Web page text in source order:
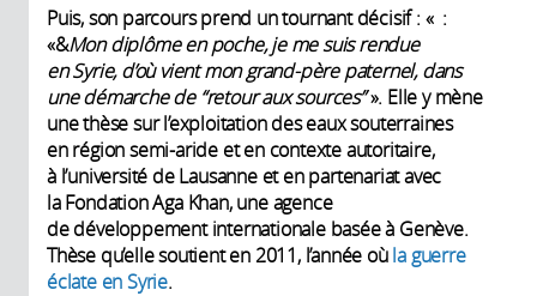
Puis, son parcours prend un tournant décisif : « :
«&Mon diplôme en poche, je me suis rendue
en Syrie, d’où vient mon grand-père paternel, dans
une démarche de “retour aux sources”». Elle y mène
une thèse sur l’exploitation des eaux souterraines
en région semi-aride et en contexte autoritaire,
à l’université de Lausanne et en partenariat avec
la Fondation Aga Khan, une agence
de développement internationale basée à Genève.
Thèse qu’elle soutient en 2011, l’année oùla guerre
éclate en Syrie.